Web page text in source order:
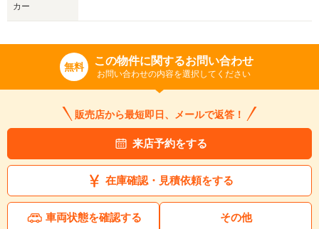
カー
無料 この物件に関するお問い合わせ
お問い合わせの内容を選択してください
販売店から最短即日、メールで返答！
来店予約をする
在庫確認・見積依頼をする
車両状態を確認する その他